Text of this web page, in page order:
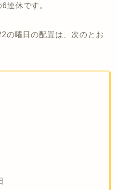
連休です。
の曜日の配置は、次のとお